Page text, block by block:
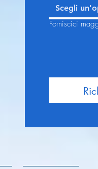
Scegli
Forniscici